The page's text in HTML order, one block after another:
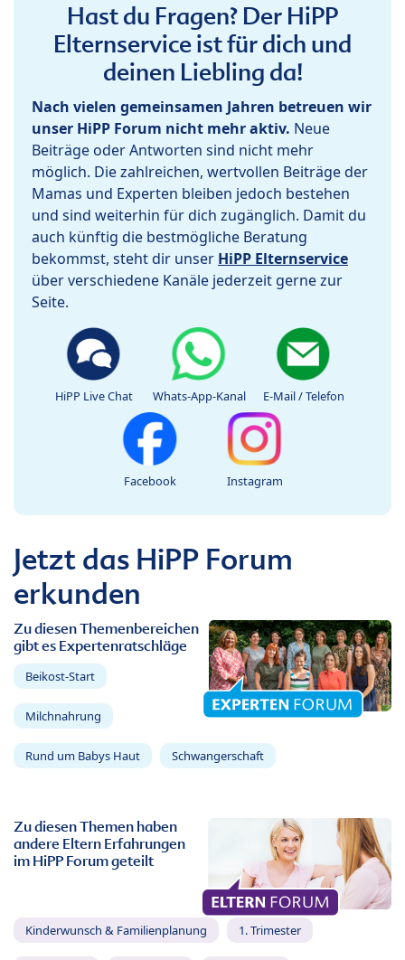
Hast du Fragen? Der HiPP
Elternservice ist für dich und
deinen Liebling da!
Nach vielen gemeinsamen Jahren betreuen wir
unser HiPP Forum nicht mehr aktiv. Neue
Beiträge oder Antworten sind nicht mehr
möglich. Die zahlreichen, wertvollen Beiträge der
Mamas und Experten bleiben jedoch bestehen
und sind weiterhin für dich zugänglich. Damit du
auch künftig die bestmögliche Beratung
bekommst, steht dir unser HiPP Elternservice
über verschiedene Kanäle jederzeit gerne zur
Seite.
HiPP Live Chat Whats-App-Kanal E-Mail / Telefon
Facebook Instagram
Jetzt das HiPP Forum
erkunden
Zu diesen Themenbereichen
gibt es Expertenratschläge
Beikost-Start
Milchnahrung
Rund um Babys Haut Schwangerschaft
Zu diesen Themen haben
andere Eltern Erfahrungen
im HiPP Forum geteilt
Kinderwunsch & Familienplanung 1. Trimester